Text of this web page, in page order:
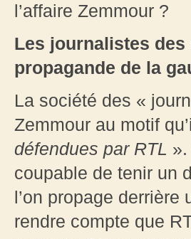
l’affaire Zemmour ?
Les journalistes
propagande de la
La société des «
Zemmour au motif
défendues par RTL
coupable de tenir un
l’on propage derrière
rendre compte que